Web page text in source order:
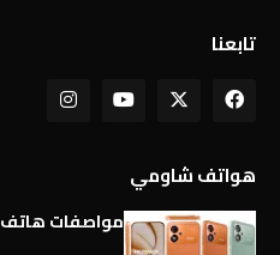
تابعنا
هواتف شاومي
مواصفات هاتف Xiaomi Poco M8 Power كاملة